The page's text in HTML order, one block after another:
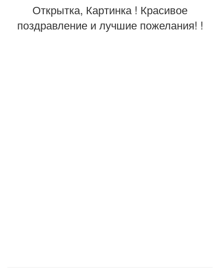
Открытка, Картинка ! Красивое
поздравление и лучшие пожелания! !